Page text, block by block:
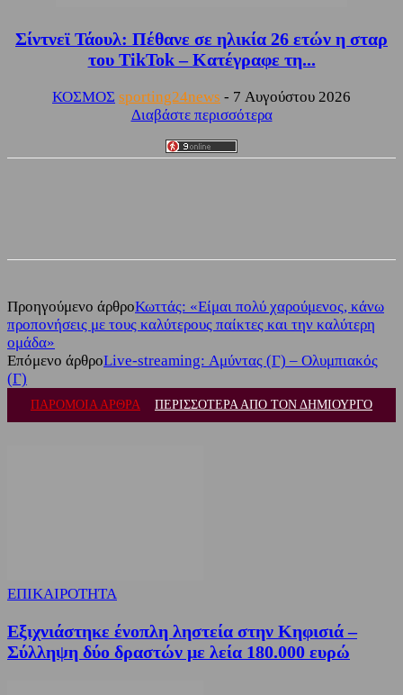
Σίντνεϊ Τάουλ: Πέθανε σε ηλικία 26 ετών η σταρ
του TikTok – Kατέγραφε τη...
ΚΟΣΜΟΣ sporting24news - 7 Αυγούστου 2026
Διαβάστε περισσότερα
Προηγούμενο άρθροΚωττάς: «Είμαι πολύ χαρούμενος, κάνω
προπονήσεις με τους καλύτερους παίκτες και την καλύτερη
ομάδα»
Επόμενο άρθροLive-streaming: Αμύντας (Γ) – Ολυμπιακός
(Γ)
ΠΑΡΟΜΟΙΑ ΑΡΘΡΑ ΠΕΡΙΣΣΟΤΕΡΑ ΑΠΟ ΤΟΝ ΔΗΜΙΟΥΡΓΟ
ΕΠΙΚΑΙΡΟΤΗΤΑ
Εξιχνιάστηκε ένοπλη ληστεία στην Κηφισιά –
Σύλληψη δύο δραστών με λεία 180.000 ευρώ